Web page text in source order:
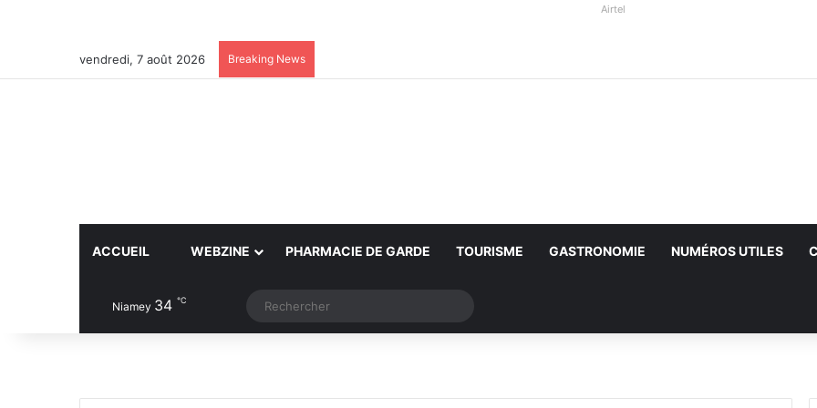
Airtel
vendredi, 7 août 2026 Breaking News
ACCUEIL WEBZINE PHARMACIE DE GARDE TOURISME GASTRONOMIE NUMÉROS UTILES
Niamey 34 ℃ Article Aléatoire
Switch skin